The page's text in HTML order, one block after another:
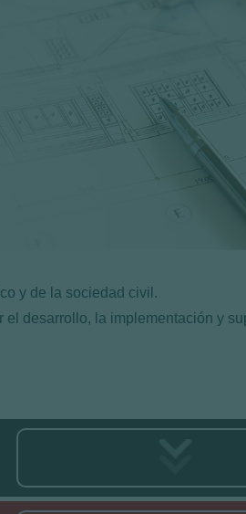
y de la sociedad civil.
desarrollo, la implementación y